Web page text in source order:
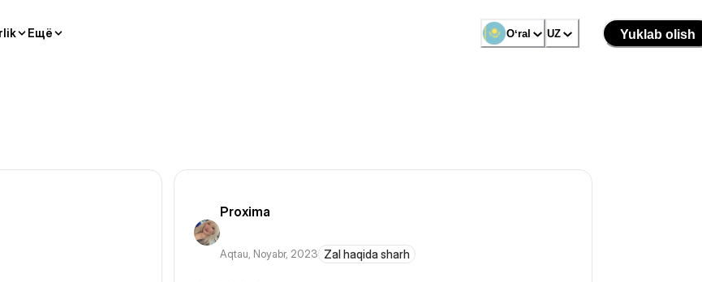
Ещё Oʻral UZ Yuklab olish
Proxima
Aqtau, Noyabr, 2023 Zal haqida sharh